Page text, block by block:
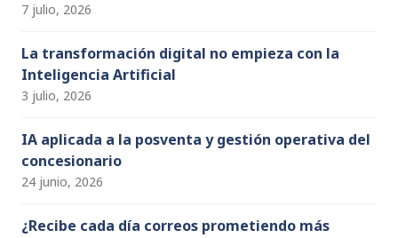
7 julio, 2026
La transformación digital no empieza con la
Inteligencia Artificial
3 julio, 2026
IA aplicada a la posventa y gestión operativa del
concesionario
24 junio, 2026
¿Recibe cada día correos prometiendo más